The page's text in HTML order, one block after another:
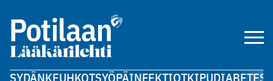
SYDÄNKEUHKOTSYÖPÄINFEKTIOTKIPUDIABETES